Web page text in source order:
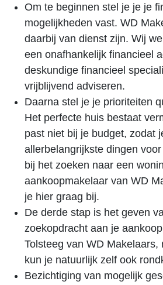
Om te beginnen stel je je je
mogelijkheden vast. WD
daarbij van dienst zijn. Wij
een onafhankelijk financieel
deskundige financieel
vrijblijvend adviseren.
Daarna stel je je prioriteiten
Het perfecte huis bestaat
past niet bij je budget, zodat
allerbelangrijkste dingen
bij het zoeken naar een
aankoopmakelaar van WD
je hier graag bij.
De derde stap is het geven
zoekopdracht aan je
Tolsteeg van WD Makelaars,
kun je natuurlijk zelf ook
Bezichtiging van mogelijk